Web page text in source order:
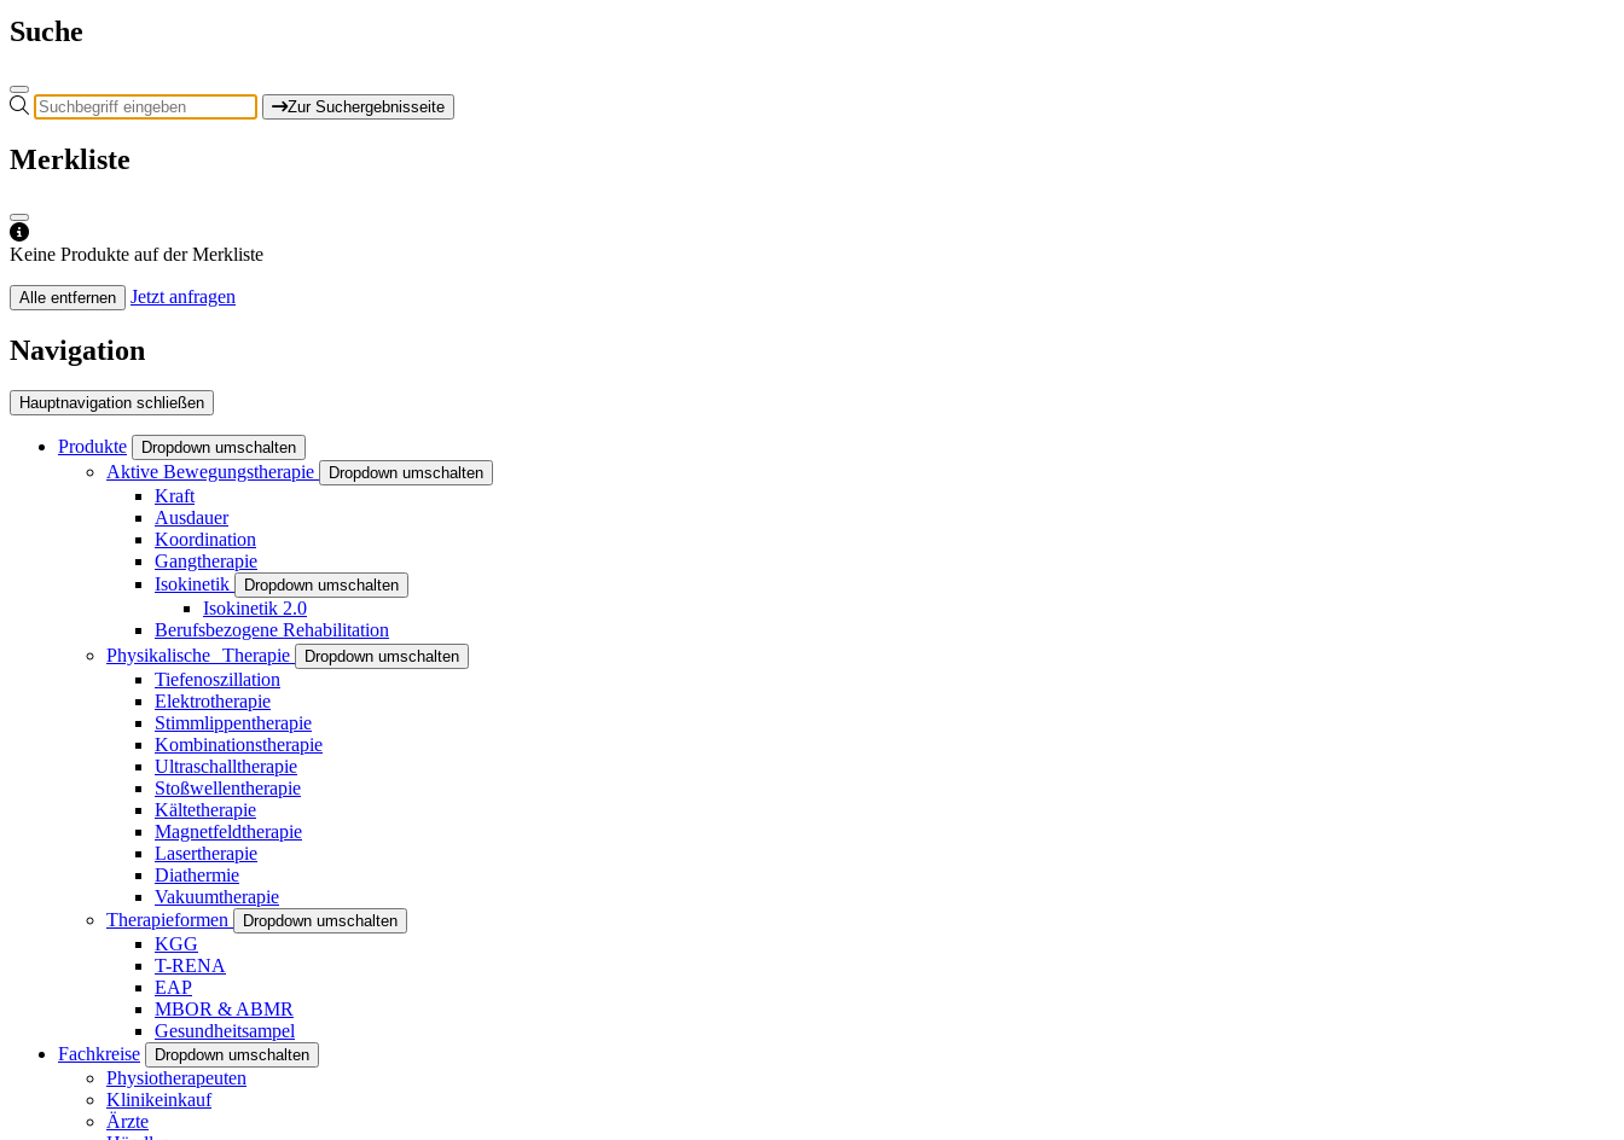
Suche
Zur Suchergebnisseite
Merkliste
Keine Produkte auf der Merkliste
Alle entfernen Jetzt anfragen
Navigation
Hauptnavigation schließen
Produkte Dropdown umschalten
Aktive Bewegungstherapie Dropdown umschalten
Kraft
Ausdauer
Koordination
Gangtherapie
Isokinetik
Dropdown umschalten
Isokinetik 2.0
Berufsbezogene Rehabilitation
Physikalische Therapie
Dropdown umschalten
Tiefenoszillation
Elektrotherapie
Stimmlippentherapie
Kombinationstherapie
Ultraschalltherapie
Stoßwellentherapie
Kältetherapie
Magnetfeldtherapie
Lasertherapie
Diathermie
Vakuumtherapie
Therapieformen
Dropdown umschalten
KGG
T-RENA
EAP
MBOR & ABMR
Gesundheitsampel
Fachkreise
Dropdown umschalten
Physiotherapeuten
Klinikeinkauf
Ärzte